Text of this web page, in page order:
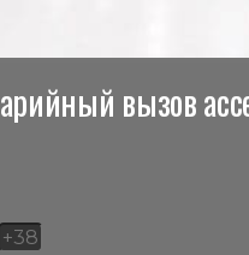
вызов